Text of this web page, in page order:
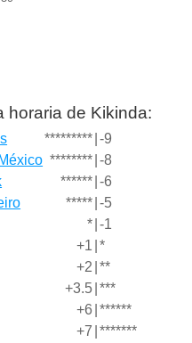
horaria de Kikinda:
********* -9
******** -8
****** -6
***** -5
* -1
+1 *
+2 **
+3.5 ***
+6 ******
+7 *******